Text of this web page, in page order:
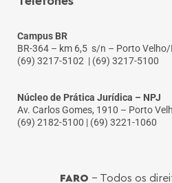
Campus BR
BR-364 – km 6,5 s/n – Porto Velho/
(69) 3217-5102 | (69) 3217-5100
Núcleo de Prática Jurídica – NPJ
Av. Carlos Gomes, 1910 – Porto
(69) 2182-5100 | (69) 3221-1060
FARO - Todos os